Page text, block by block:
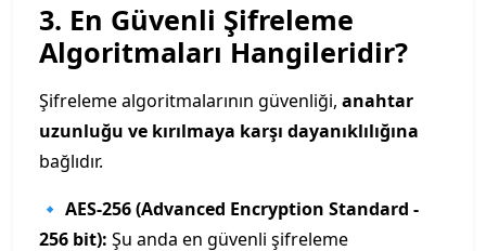
3. En Güvenli Şifreleme
Algoritmaları Hangileridir?
Şifreleme algoritmalarının güvenliği, anahtar
uzunluğu ve kırılmaya karşı dayanıklılığına
bağlıdır.
🔹 AES-256 (Advanced Encryption Standard -
256 bit): Şu anda en güvenli şifreleme